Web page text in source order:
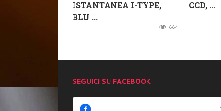
ISTANTANEA I-TYPE,
BLU ...
664
CCD, ...
SEGUICI SU FACEBOOK